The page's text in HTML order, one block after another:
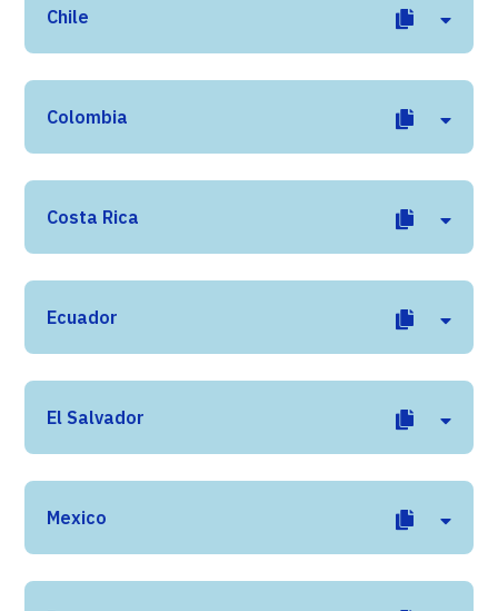
Chile
Colombia
Costa Rica
Ecuador
El Salvador
Mexico